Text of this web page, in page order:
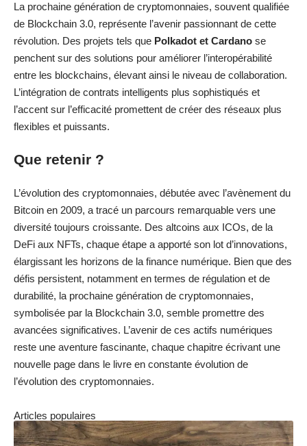
La prochaine génération de cryptomonnaies, souvent qualifiée
de Blockchain 3.0, représente l’avenir passionnant de cette
révolution. Des projets tels que Polkadot et Cardano se
penchent sur des solutions pour améliorer l’interopérabilité
entre les blockchains, élevant ainsi le niveau de collaboration.
L’intégration de contrats intelligents plus sophistiqués et
l’accent sur l’efficacité promettent de créer des réseaux plus
flexibles et puissants.
Que retenir ?
L’évolution des cryptomonnaies, débutée avec l’avènement du
Bitcoin en 2009, a tracé un parcours remarquable vers une
diversité toujours croissante. Des altcoins aux ICOs, de la
DeFi aux NFTs, chaque étape a apporté son lot d’innovations,
élargissant les horizons de la finance numérique. Bien que des
défis persistent, notamment en termes de régulation et de
durabilité, la prochaine génération de cryptomonnaies,
symbolisée par la Blockchain 3.0, semble promettre des
avancées significatives. L’avenir de ces actifs numériques
reste une aventure fascinante, chaque chapitre écrivant une
nouvelle page dans le livre en constante évolution de
l’évolution des cryptomonnaies.
Articles populaires